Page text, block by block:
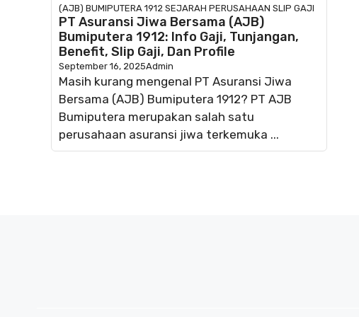
(AJB) BUMIPUTERA 1912 SEJARAH PERUSAHAAN SLIP GAJI
PT Asuransi Jiwa Bersama (AJB)
Bumiputera 1912: Info Gaji, Tunjangan,
Benefit, Slip Gaji, Dan Profile
September 16, 2025Admin
Masih kurang mengenal PT Asuransi Jiwa
Bersama (AJB) Bumiputera 1912? PT AJB
Bumiputera merupakan salah satu
perusahaan asuransi jiwa terkemuka ...